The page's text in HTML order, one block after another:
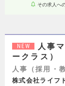
その求人へ
NEW
人事
ークラス）
人事（採用・
株式会社ライフ